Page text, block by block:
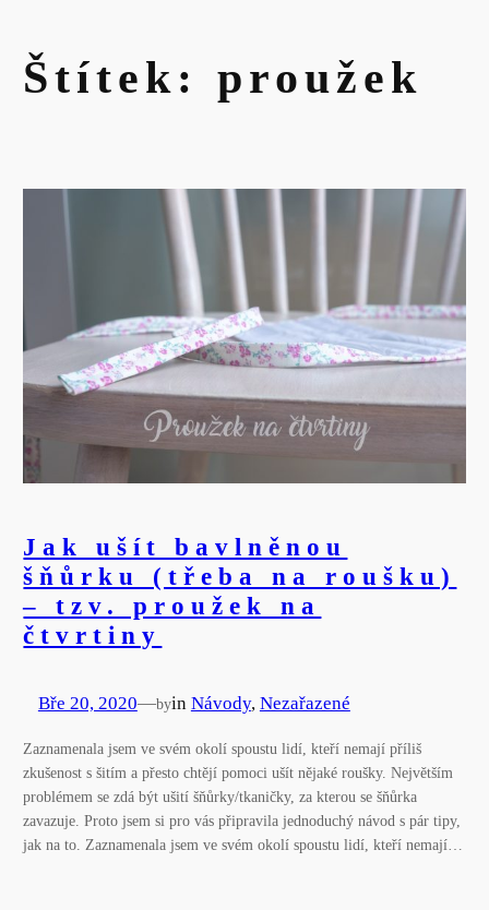
Štítek:proužek
Jak ušít bavlněnou
šňůrku (třeba na roušku)
– tzv. proužek na
čtvrtiny
Bře 20, 2020—byin Návody, Nezařazené
Zaznamenala jsem ve svém okolí spoustu lidí, kteří nemají příliš
zkušenost s šitím a přesto chtějí pomoci ušít nějaké roušky. Největším
problémem se zdá být ušití šňůrky/tkaničky, za kterou se šňůrka
zavazuje. Proto jsem si pro vás připravila jednoduchý návod s pár tipy,
jak na to. Zaznamenala jsem ve svém okolí spoustu lidí, kteří nemají…